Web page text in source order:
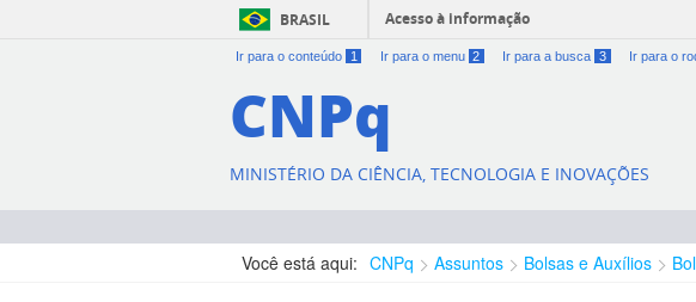
BRASIL Acesso à informação
Ir para o conteúdo 1 Ir para o menu 2 Ir para a busca 3 Ir para o
CNPq
MINISTÉRIO DA CIÊNCIA, TECNOLOGIA E INOVAÇÕES
Você está aqui: CNPq Assuntos Bolsas e Auxílios